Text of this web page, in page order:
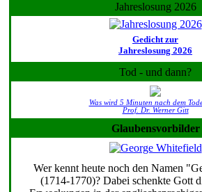
Jahreslosung 2026
Gedicht zur
Jahreslosung 2026
Tod - und dann?
Was wird 5 Minuten nach dem
Prof. Dr. Werner Gitt
Glaubensvorbilder
Wer kennt heute noch den Namen
(1714-1770)? Dabei schenkte Gott